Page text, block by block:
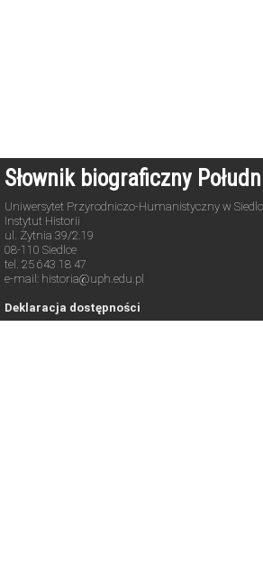
Słownik biograficzny
Uniwersytet Przyrodniczo-Humanistyczny w
Instytut Historii
ul. Żytnia 39/2.19
08-110 Siedlce
tel. 25 643 18 47
e-mail: historia@uph.edu.pl
Deklaracja dostępności